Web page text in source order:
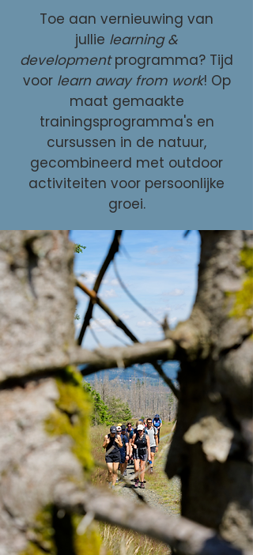
Toe aan vernieuwing van
jullie learning &
developmentprogramma? Tijd
voor learn away from work! Op
maat gemaakte
trainingsprogramma's en
cursussen in de natuur,
gecombineerd met outdoor
activiteiten voor persoonlijke
groei.